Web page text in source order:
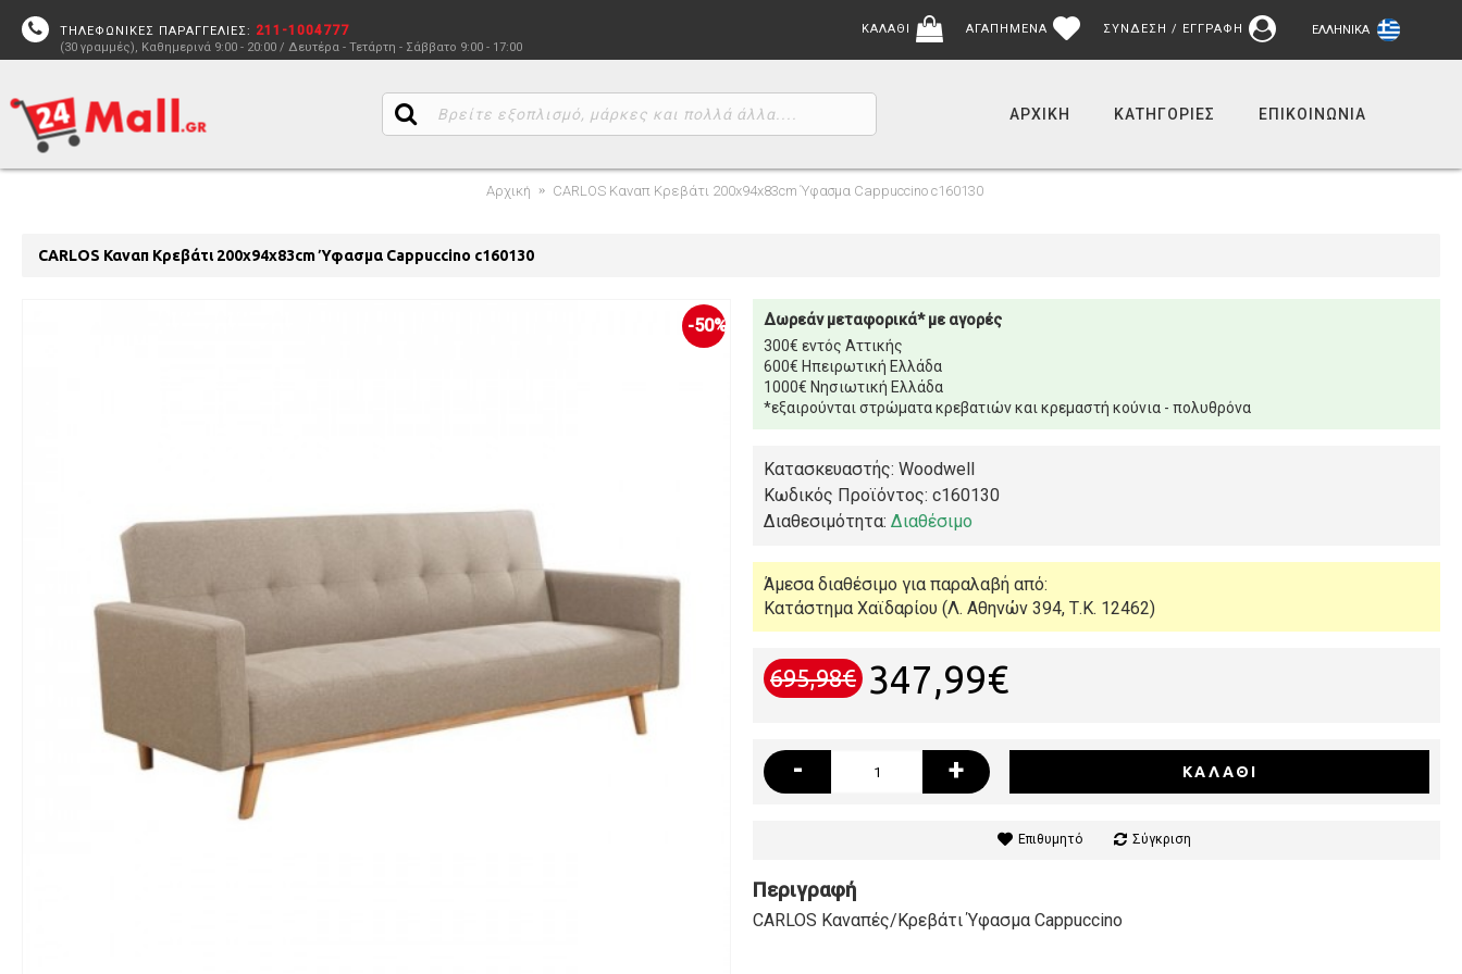
ΤΗΛΕΦΩΝΙΚΕΣ ΠΑΡΑΓΓΕΛΙΕΣ: 211-1004777
(30 γραμμές), Καθημερινά 9:00 - 20:00 / Δευτέρα - Τετάρτη - Σάββατο 9:00 - 17:00
ΕΛΛΗΝΙΚΆ
ΚΑΛΑΘΙ ΑΓΑΠΗΜΕΝΑ ΣΥΝΔΕΣΗ / ΕΓΓΡΑΦΗ
ΑΡΧΙΚΉ ΚΑΤΗΓΟΡΙΕΣ ΕΠΙΚΟΙΝΩΝΊΑ
Αρχική CARLOS Καναπ Κρεβάτι 200x94x83cm Ύφασμα Cappuccino c160130
CARLOS Καναπ Κρεβάτι 200x94x83cm Ύφασμα Cappuccino c160130
-50%
Δωρεάν μεταφορικά* με αγορές
300€ εντός Αττικής
600€ Ηπειρωτική Ελλάδα
1000€ Νησιωτική Ελλάδα
*εξαιρούνται στρώματα κρεβατιών και κρεμαστή κούνια - πολυθρόνα
Κατασκευαστής: Woodwell
Κωδικός Προϊόντος: c160130
Διαθεσιμότητα: Διαθέσιμο
Άμεσα διαθέσιμο για παραλαβή από:
Κατάστημα Χαϊδαρίου (Λ. Αθηνών 394, Τ.Κ. 12462)
695,98€ 347,99€
- + ΚΑΛΆΘΙ
Επιθυμητό Σύγκριση
Περιγραφή
CARLOS Καναπές/Κρεβάτι Ύφασμα Cappuccino